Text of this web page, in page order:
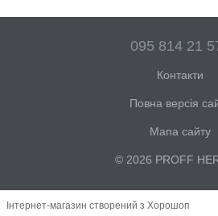
095 814 21
Контакти
Повна версія
Мапа сайту
© 2026 PROFF
Інтернет-магазин створений з Хорошоп